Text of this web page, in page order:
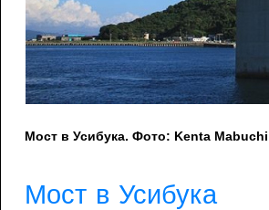
Мост в Усибука. Фото: Kenta
Мост в Усибука